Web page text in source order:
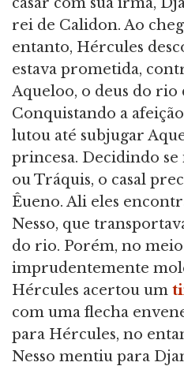
rei de Calidon. Ao
entanto, Hércules
estava prometida,
Aqueloo, o deus do rio
Conquistando a
lutou até subjugar
princesa. Decidindo
ou Tráquis, o casal
Êueno. Ali eles
Nesso, que
do rio. Porém, no
imprudentemente
Hércules acertou um
com uma flecha
para Hércules, no
Nesso mentiu para